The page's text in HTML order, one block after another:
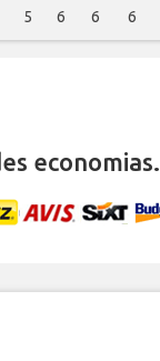
5 6 6 6
economias.